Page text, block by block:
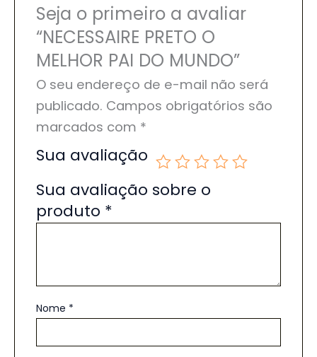
Seja o primeiro a avaliar
“NECESSAIRE PRETO O
MELHOR PAI DO MUNDO”
O seu endereço de e-mail não será
publicado. Campos obrigatórios são
marcados com *
Sua avaliação
Sua avaliação sobre o
produto *
Nome *